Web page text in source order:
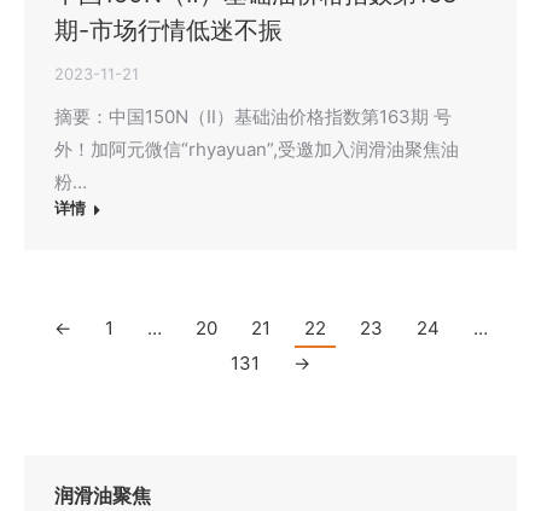
期-市场行情低迷不振
2023-11-21
摘要：中国150N（Ⅱ）基础油价格指数第163期 号
外！加阿元微信“rhyayuan”,受邀加入润滑油聚焦油
粉…
详情
← 1 … 20 21 22 23 24
…
131
→
润滑油聚焦